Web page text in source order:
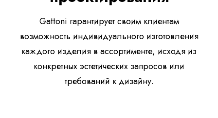
Gattoni гарантирует своим клиентам
возможность индивидуального изготовления
каждого изделия в ассортименте, исходя из
конкретных эстетических запросов или
требований к дизайну.